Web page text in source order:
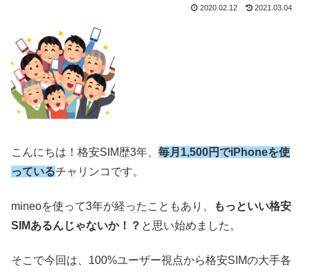
2020.02.12 2021.03.04
こんにちは！格安SIM歴3年、 毎月1,500円でiPhoneを使
っているチャリンコです。
mineoを使って3年が経ったこともあり、
もっといい格安
SIMあるんじゃないか！？ と思い始めました。
そこで今回は、100%ユーザー視点から格安SIMの大手各